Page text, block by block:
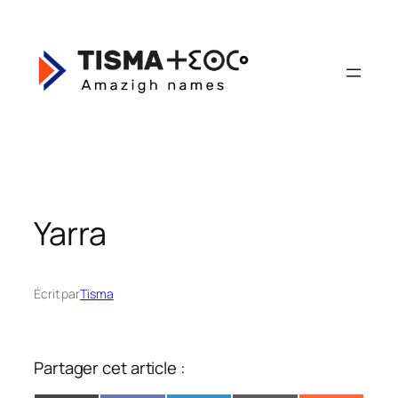
contenu
Yarra
Écrit parTisma
Partager cet article :